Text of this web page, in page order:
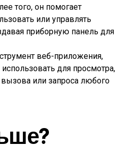
того, он помогает
или управлять
приборную панель для
веб-приложения,
для просмотра,
или запроса любого